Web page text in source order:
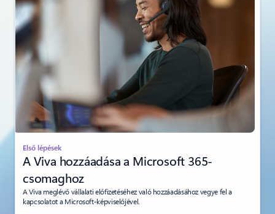
Első lépések
A Viva hozzáadása a Microsoft 365-
csomaghoz
A Viva meglévő vállalati előfizetéséhez való hozzáadásához vegye fel a
kapcsolatot a Microsoft-képviselőjével.